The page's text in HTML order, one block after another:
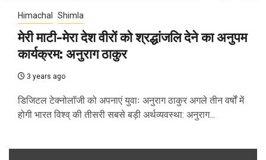
Himachal Shimla
मेरी माटी-मेरा देश वीरों को श्रद्धांजलि देने का अनुपम
कार्यक्रम: अनुराग ठाकुर
3 years ago
डिजिटल टेक्नोलॉजी को अपनाएं युवाः अनुराग ठाकुर अगले तीन वर्षों में
होगी भारत विश्व् की तीसरी सबसे बड़ी अर्थव्यवस्था: अनुराग...